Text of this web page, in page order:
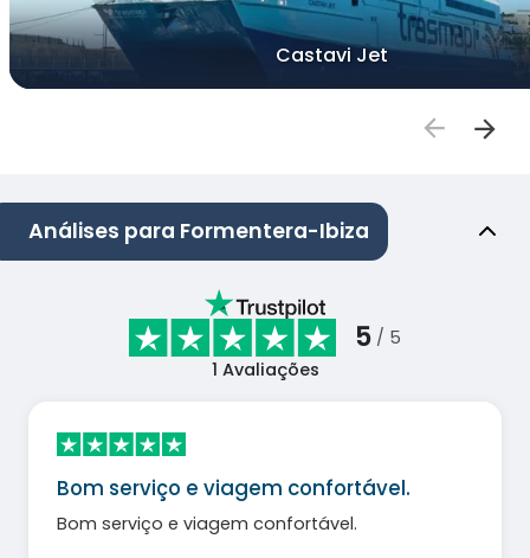
Castavi Jet
Análises para Formentera-Ibiza
5 / 5
1 Avaliações
Bom serviço e viagem confortável.
Bom serviço e viagem confortável.